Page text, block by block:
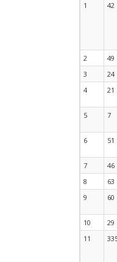
1 42
2 49
3
24
4
21
5 7
6 51
7 46
8
63
9
60
10 29
11